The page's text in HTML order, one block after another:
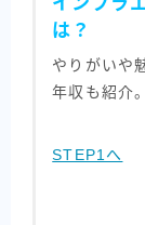
は？
やりがいや
年収も紹介。
STEP1へ